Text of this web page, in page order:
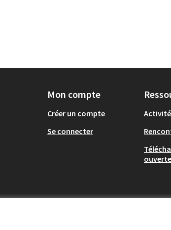
Mon compte
Créer un compte
Se connecter
Activité